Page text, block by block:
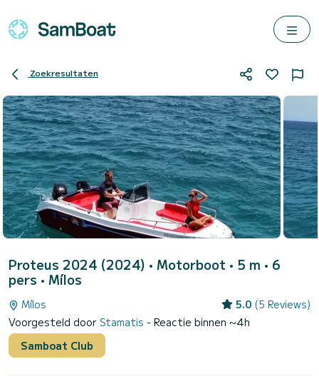
Zoekresultaten
Proteus 2024 (2024) • Motorboot • 5 m • 6
pers • Mílos
Mílos 5.0 (5 Reviews)
Voorgesteld door Stamatis - Reactie binnen ~4h
Samboat Club